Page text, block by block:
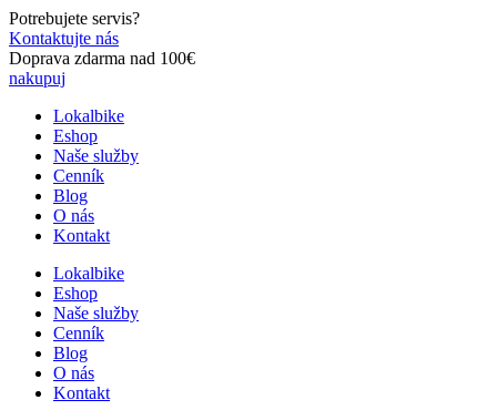
Preskočiť
na
obsah
Potrebujete servis?
Kontaktujte nás
Doprava zdarma nad 100€
nakupuj
Lokalbike
Eshop
Naše služby
Cenník
Blog
O nás
Kontakt
Lokalbike
Eshop
Naše služby
Cenník
Blog
O nás
Kontakt